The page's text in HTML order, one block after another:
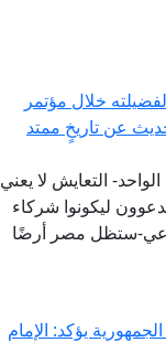
خلال مؤتمر
عن تاريخٍ ممتد
التعايش لا يعني
ليكونوا شركاء
ستظل مصر أرضًا
يؤكد: الإمام